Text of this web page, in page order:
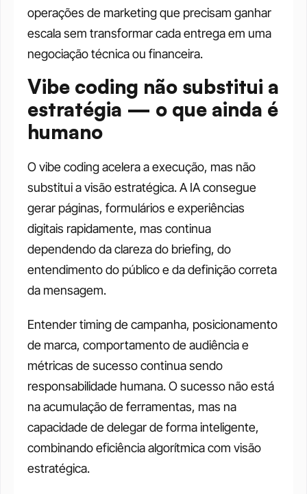
operações de marketing que precisam ganhar
escala sem transformar cada entrega em uma
negociação técnica ou financeira.
Vibe coding não substitui a
estratégia — o que ainda é
humano
O vibe coding acelera a execução, mas não
substitui a visão estratégica. A IA consegue
gerar páginas, formulários e experiências
digitais rapidamente, mas continua
dependendo da clareza do briefing, do
entendimento do público e da definição correta
da mensagem.
Entender timing de campanha, posicionamento
de marca, comportamento de audiência e
métricas de sucesso continua sendo
responsabilidade humana. O sucesso não está
na acumulação de ferramentas, mas na
capacidade de delegar de forma inteligente,
combinando eficiência algorítmica com visão
estratégica.